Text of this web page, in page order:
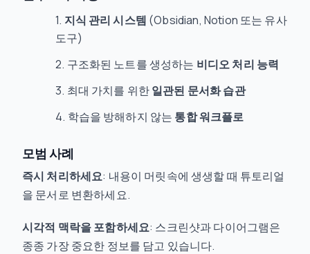
지식 관리 시스템 (Obsidian, Notion 또는 유사
도구)
구조화된 노트를 생성하는 비디오 처리 능력
최대 가치를 위한일관된 문서화 습관
학습을 방해하지 않는 통합 워크플로
모범 사례
즉시 처리하세요: 내용이 머릿속에 생생할 때 튜토리얼
을 문서로 변환하세요.
시각적 맥락을 포함하세요: 스크린샷과 다이어그램은
종종 가장 중요한 정보를 담고 있습니다.